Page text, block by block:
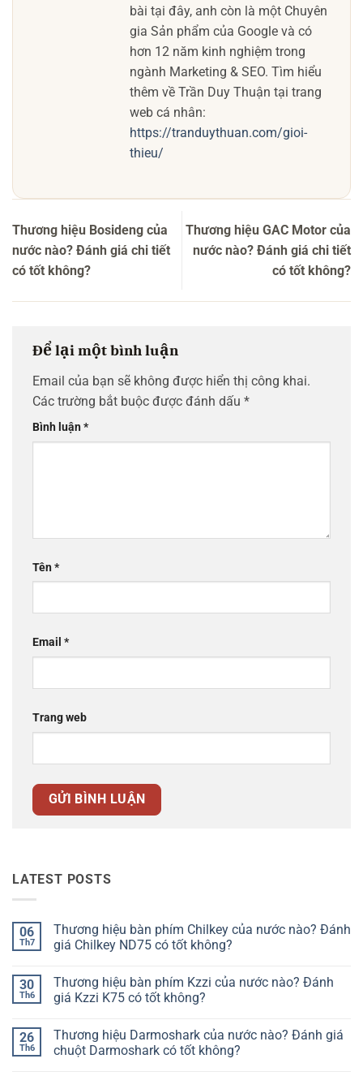
bài tại đây, anh còn là một Chuyên
gia Sản phẩm của Google và có
hơn 12 năm kinh nghiệm trong
ngành Marketing & SEO. Tìm hiểu
thêm về Trần Duy Thuận tại trang
web cá nhân:
https://tranduythuan.com/gioi-
thieu/
Thương hiệu Bosideng của
nước nào? Đánh giá chi tiết
có tốt không?
Thương hiệu GAC Motor của
nước nào? Đánh giá chi tiết
có tốt không?
Để lại một bình luận
Email của bạn sẽ không được hiển thị công khai.
Các trường bắt buộc được đánh dấu *
Bình luận*
Tên*
Email *
Trang web
LATEST POSTS
06
Th7
Thương hiệu bàn phím Chilkey của nước nào? Đánh
giá Chilkey ND75 có tốt không?
bình
luận
ở
bàn
phím
Chilkey
30
Th6
Thương hiệu bàn phím Kzzi của nước nào? Đánh
giá Kzzi K75 có tốt không?
bình
luận
ở
26
Th6
Thương hiệu Darmoshark của nước nào? Đánh giá
chuột Darmoshark có tốt không?